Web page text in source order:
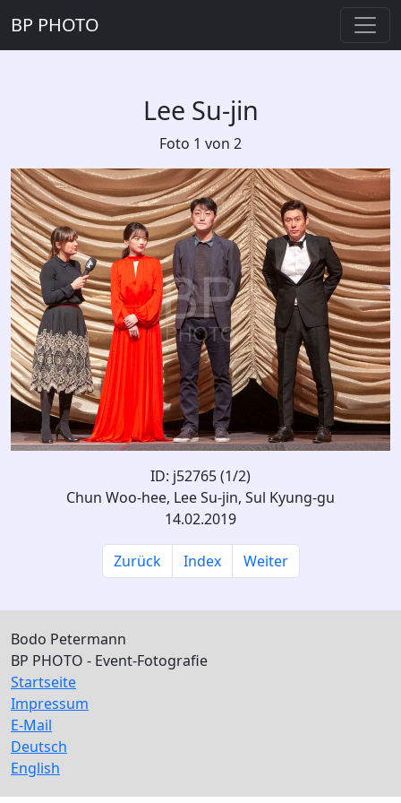
BP PHOTO
Lee Su-jin
Foto 1 von 2
ID: j52765 (1/2)
Chun Woo-hee, Lee Su-jin, Sul Kyung-gu
14.02.2019
Zurück Index Weiter
Bodo Petermann
BP PHOTO - Event-Fotografie
Startseite
Impressum
E-Mail
Deutsch
English